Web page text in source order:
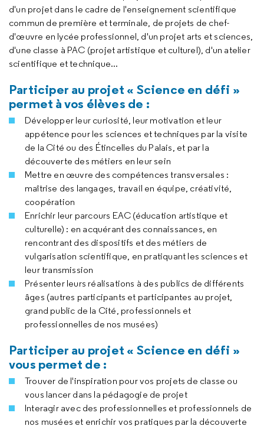
d'un projet dans le cadre de l'enseignement scientifique
commun de première et terminale, de projets de chef-
d'œuvre en lycée professionnel, d'un projet arts et sciences,
d'une classe à PAC (projet artistique et culturel), d'un atelier
scientifique et technique...
Participer au projet « Science en défi »
permet à vos élèves de :
Développer leur curiosité, leur motivation et leur
appétence pour les sciences et techniques par la visite
de la Cité ou des Étincelles du Palais, et par la
découverte des métiers en leur sein
Mettre en œuvre des compétences transversales :
maîtrise des langages, travail en équipe, créativité,
coopération
Enrichir leur parcours EAC (éducation artistique et
culturelle) : en acquérant des connaissances, en
rencontrant des dispositifs et des métiers de
vulgarisation scientifique, en pratiquant les sciences et
leur transmission
Présenter leurs réalisations à des publics de différents
âges (autres participants et participantes au projet,
grand public de la Cité, professionnels et
professionnelles de nos musées)
Participer au projet « Science en défi »
vous permet de :
Trouver de l'inspiration pour vos projets de classe ou
vous lancer dans la pédagogie de projet
Interagir avec des professionnelles et professionnels de
nos musées et enrichir vos pratiques par la découverte